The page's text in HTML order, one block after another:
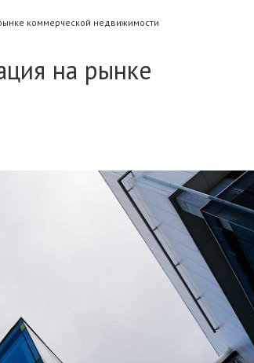
коммерческой недвижимости
на рынке